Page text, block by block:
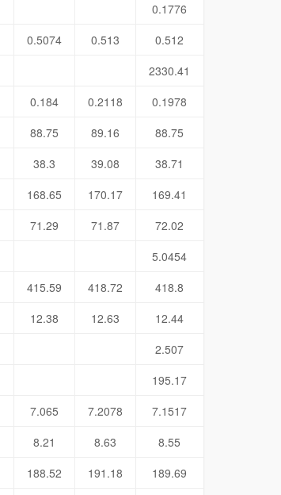
0.1776
0.5074 0.513
0.512
2330.41
0.184 0.2118
0.1978
88.75 89.16
88.75
38.3 39.08
38.71
168.65 170.17
169.41
71.29 71.87
72.02
5.0454
415.59 418.72
418.8
12.38 12.63
12.44
2.507
195.17
7.065 7.2078
7.1517
8.21 8.63
8.55
188.52 191.18
189.69